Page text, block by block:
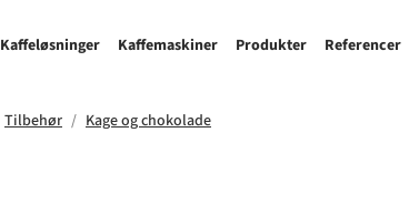
Kaffeløsninger Kaffemaskiner Produkter Referencer
Tilbehør Kage og chokolade